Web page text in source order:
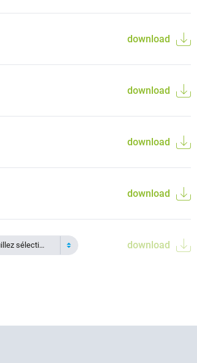
download
download
download
download
Veuillez sélectionner download